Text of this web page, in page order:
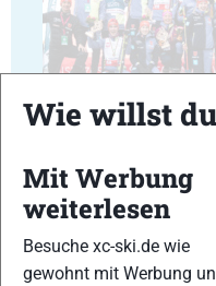
15
Wie willst
Mit Werbung
weiterlesen
Besuche xc-ski.de wie
gewohnt mit Werbung